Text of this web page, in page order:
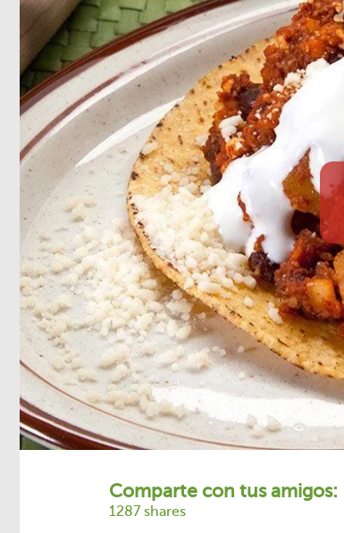
Comparte con tus amigos:
1287 shares